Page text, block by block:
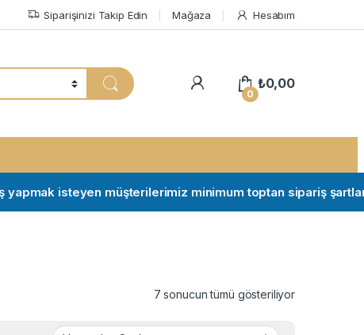
Siparişinizi Takip Edin Mağaza Hesabım
My Account
0
₺0,00
isteyen müşterilerimiz minimum toptan sipariş şartları
7 sonucun tümü gösteriliyor